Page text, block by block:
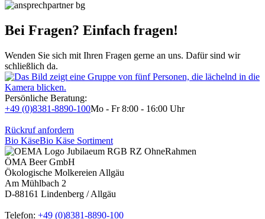
Bei Fragen? Einfach fragen!
Wenden Sie sich mit Ihren Fragen gerne an uns. Dafür sind wir
schließlich da.
Persönliche Beratung:
+49 (0)8381-8890-100Mo - Fr 8:00 - 16:00 Uhr
Rückruf anfordern
Bio KäseBio Käse Sortiment
ÖMA Beer GmbH
Ökologische Molkereien Allgäu
Am Mühlbach 2
D-88161 Lindenberg / Allgäu
Telefon: +49 (0)8381-8890-100